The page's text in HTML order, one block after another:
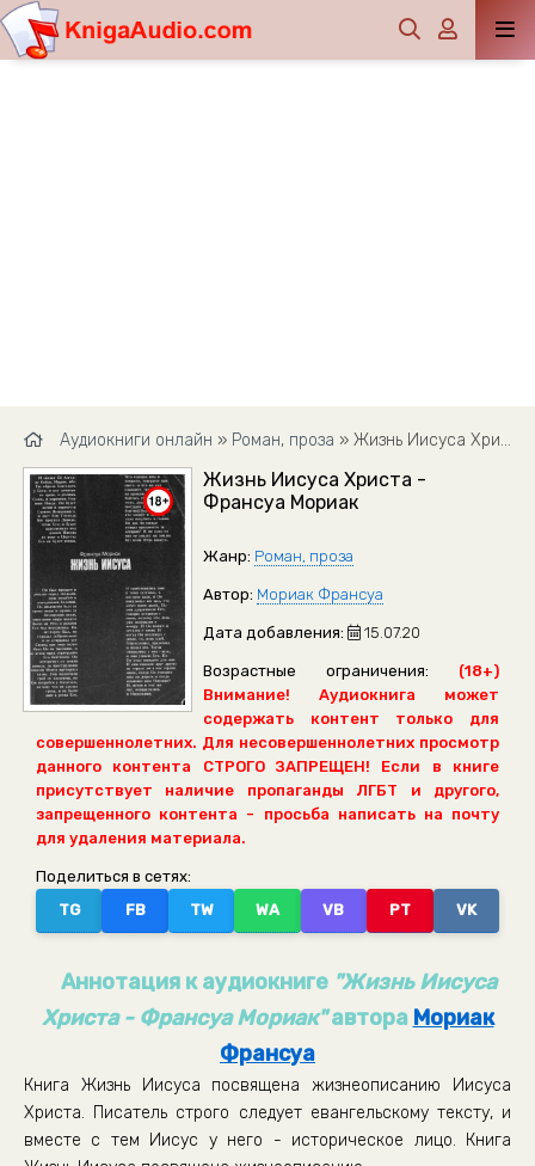
Аудиокниги онлайн » Роман, проза » Жизнь Иисуса Христа - Франсуа Мориак
Жизнь Иисуса Христа -
Франсуа Мориак
Жанр: Роман, проза
Автор: Мориак Франсуа
Дата добавления: 15.07.20
Возрастные ограничения:
(18+)
Внимание! Аудиокнига может
содержать контент только для
совершеннолетних. Для несовершеннолетних просмотр
данного контента СТРОГО ЗАПРЕЩЕН! Если в книге
присутствует наличие пропаганды ЛГБТ и другого,
запрещенного контента - просьба написать на почту
для удаления материала.
Поделиться в сетях:
TG
FB TW WA VB PT VK
Аннотация к аудиокниге "Жизнь Иисуса
Христа - Франсуа Мориак"автора Мориак
Франсуа
Книга Жизнь Иисуса посвящена жизнеописанию Иисуса
Христа. Писатель строго следует евангельскому тексту, и
вместе с тем Иисус у него - историческое лицо. Книга